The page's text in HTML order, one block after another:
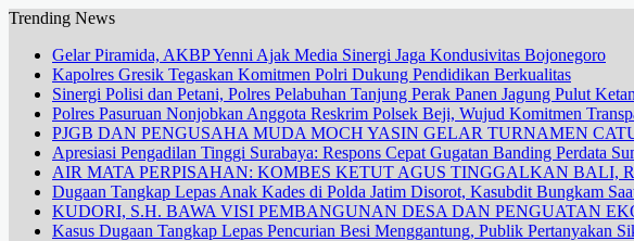
Trending News
Gelar Piramida, AKBP Yenni Ajak Media Sinergi Jaga Kondusivitas Bojonegoro
Kapolres Gresik Tegaskan Komitmen Polri Dukung Pendidikan Berkualitas
Sinergi Polisi dan Petani, Polres Pelabuhan Tanjung Perak Panen Jagung Pulut
Polres Pasuruan Nonjobkan Anggota Reskrim Polsek Beji, Wujud Komitmen
PJGB DAN PENGUSAHA MUDA MOCH YASIN GELAR TURNAMEN
Apresiasi Pengadilan Tinggi Surabaya: Respons Cepat Gugatan Banding Perdata
AIR MATA PERPISAHAN: KOMBES KETUT AGUS TINGGALKAN BALI,
Dugaan Tangkap Lepas Anak Kades di Polda Jatim Disorot, Kasubdit Bungkam
KUDORI, S.H. BAWA VISI PEMBANGUNAN DESA DAN PENGUATAN
Kasus Dugaan Tangkap Lepas Pencurian Besi Menggantung, Publik Pertanyakan